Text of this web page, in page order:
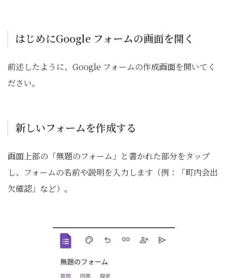
はじめにGoogle フォームの画面を開く
前述したように、Google フォームの作成画面を開いてく
ださい。
新しいフォームを作成する
画面上部の「無題のフォーム」と書かれた部分をタップ
し、フォームの名前や説明を入力します（例：「町内会出
欠確認」など）。